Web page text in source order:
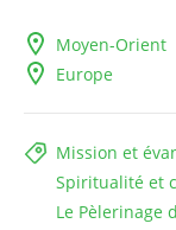
Moyen-Orient
Europe
Mission et
Spiritualité et
Le Pèlerinage